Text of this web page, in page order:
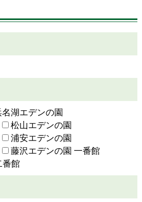
湖エデンの園
松山エデンの園
浦安エデンの園
藤沢エデンの園 一番館
番館